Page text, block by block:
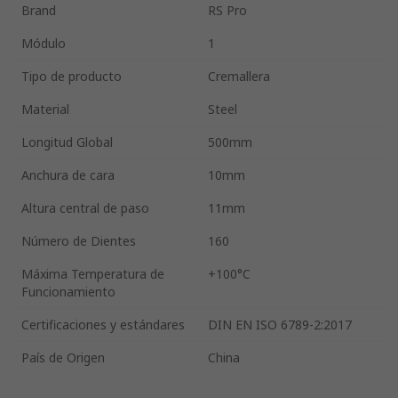
Brand
RS Pro
Módulo
1
Tipo de producto
Cremallera
Material
Steel
Longitud Global
500mm
Anchura de cara
10mm
Altura central de paso
11mm
Número de Dientes
160
Máxima Temperatura de
Funcionamiento
+100°C
Certificaciones y estándares
DIN EN ISO 6789-2:2017
País de Origen
China